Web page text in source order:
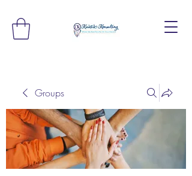
Groups